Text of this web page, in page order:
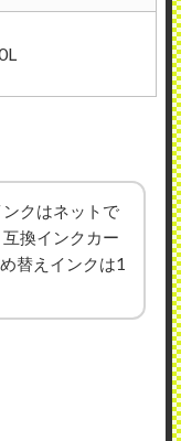
クはネットで
換インクカー
替えインクは1